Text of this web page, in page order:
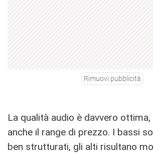
Rimuovi pubblicità
La qualità audio è davvero
anche il range di prezzo. I bassi
ben strutturati, gli alti risultano